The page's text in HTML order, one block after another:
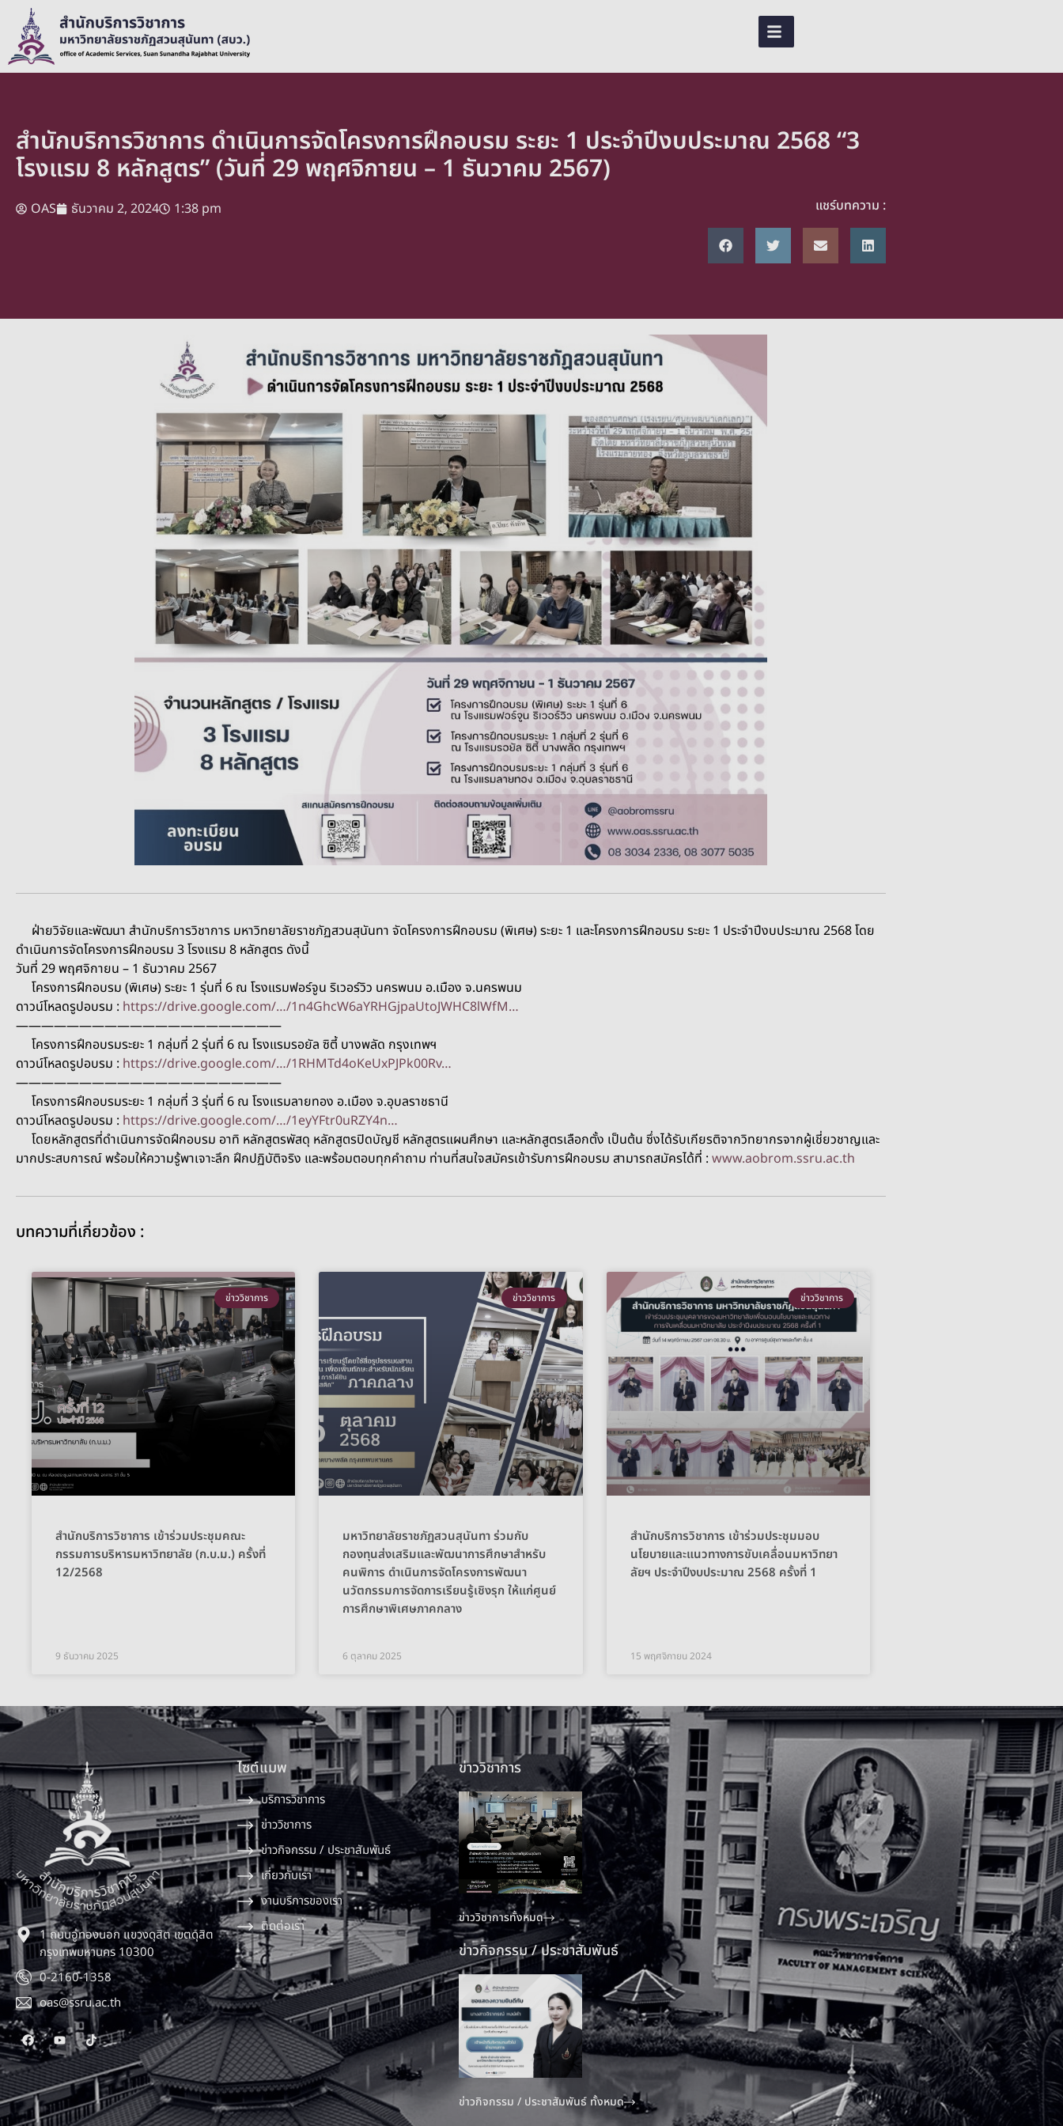
สำนักบริการวิชาการ ดำเนินการจัดโครงการฝึกอบรม ระยะ 1 ประจำปีงบประมาณ 2568 “3
โรงแรม 8 หลักสูตร” (วันที่ 29 พฤศจิกายน – 1 ธันวาคม 2567)
OAS ธันวาคม 2, 2024 1:38 pm แชร์บทความ :
ฝ่ายวิจัยและพัฒนา สำนักบริการวิชาการ มหาวิทยาลัยราชภัฏสวนสุนันทา จัดโครงการฝึกอบรม (พิเศษ) ระยะ 1 และโครงการฝึกอบรม ระยะ 1 ประจำปีงบประมาณ 2568 โดย
ดำเนินการจัดโครงการฝึกอบรม 3 โรงแรม 8 หลักสูตร ดังนี้
วันที่ 29 พฤศจิกายน – 1 ธันวาคม 2567
โครงการฝึกอบรม (พิเศษ) ระยะ 1 รุ่นที่ 6 ณ โรงแรมฟอร์จูน ริเวอร์วิว นครพนม อ.เมือง จ.นครพนม
ดาวน์โหลดรูปอบรม : https://drive.google.com/…/1n4GhcW6aYRHGjpaUtoJWHC8lWfM…
—————————————————————
โครงการฝึกอบรมระยะ 1 กลุ่มที่ 2 รุ่นที่ 6 ณ โรงแรมรอยัล ซิตี้ บางพลัด กรุงเทพฯ
ดาวน์โหลดรูปอบรม : https://drive.google.com/…/1RHMTd4oKeUxPJPk00Rv…
—————————————————————
โครงการฝึกอบรมระยะ 1 กลุ่มที่ 3 รุ่นที่ 6 ณ โรงแรมลายทอง อ.เมือง จ.อุบลราชธานี
ดาวน์โหลดรูปอบรม : https://drive.google.com/…/1eyYFtr0uRZY4n…
โดยหลักสูตรที่ดำเนินการจัดฝึกอบรม อาทิ หลักสูตรพัสดุ หลักสูตรปิดบัญชี หลักสูตรแผนศึกษา และหลักสูตรเลือกตั้ง เป็นต้น ซึ่งได้รับเกียรติจากวิทยากรจากผู้เชี่ยวชาญและ
มากประสบการณ์ พร้อมให้ความรู้พาเจาะลึก ฝึกปฏิบัติจริง และพร้อมตอบทุกคำถาม ท่านที่สนใจสมัครเข้ารับการฝึกอบรม สามารถสมัครได้ที่ : www.aobrom.ssru.ac.th
บทความที่เกี่ยวข้อง :
ข่าววิชาการ
สำนักบริการวิชาการ เข้าร่วมประชุมคณะ
กรรมการบริหารมหาวิทยาลัย (ก.บ.ม.) ครั้งที่
12/2568
9 ธันวาคม 2025
ข่าววิชาการ
มหาวิทยาลัยราชภัฏสวนสุนันทา ร่วมกับ
กองทุนส่งเสริมและพัฒนาการศึกษาสำหรับ
คนพิการ ดำเนินการจัดโครงการพัฒนา
นวัตกรรมการจัดการเรียนรู้เชิงรุก ให้แก่ศูนย์
การศึกษาพิเศษภาคกลาง
6 ตุลาคม 2025
ข่าววิชาการ
สำนักบริการวิชาการ เข้าร่วมประชุมมอบ
นโยบายและแนวทางการขับเคลื่อนมหาวิทยา
ลัยฯ ประจำปีงบประมาณ 2568 ครั้งที่ 1
15 พฤศจิกายน 2024
1 ถนนอู่ทองนอก แขวงดุสิต เขตดุสิต
กรุงเทพมหานคร 10300
0-2160-1358
oas@ssru.ac.th
ไซต์แมพ
บริการวิชาการ
ข่าววิชาการ
ข่าวกิจกรรม / ประชาสัมพันธ์
เกี่ยวกับเรา
งานบริการของเรา
ติดต่อเรา
ข่าววิชาการ
ข่าววิชาการทั้งหมด
ข่าวกิจกรรม / ประชาสัมพันธ์
ข่าวกิจกรรม / ประชาสัมพันธ์ ทั้งหมด